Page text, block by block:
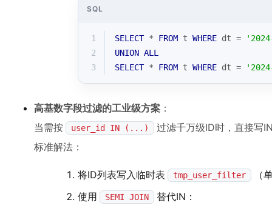
SQL
1 SELECT * FROM t WHERE dt =
2
UNION ALL
3
SELECT * FROM t WHERE dt =
高基数字段过滤的工业级方案 ：
当需按
user_id IN (...)
过滤千万级ID时，直接写
标准解法：
将ID列表写入临时表 tmp_user_filter
（
使用
SEMI JOIN 替代IN：